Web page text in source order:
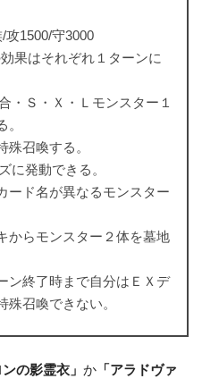
攻1500/守3000
果はそれぞれ１ターンに
・Ｓ・Ｘ・Ｌモンスター１
殊召喚する。
に発動できる。
ード名が異なるモンスター
からモンスター２体を墓地
ン終了時まで自分はＥＸデ
殊召喚できない。
の影霊衣」 か 「アラドヴァ